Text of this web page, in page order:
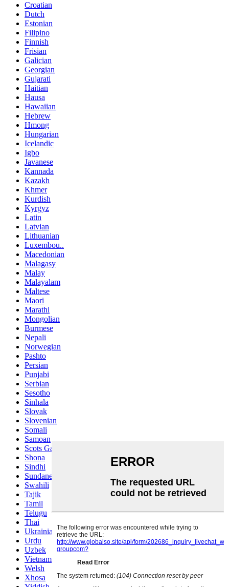
Croatian
Dutch
Estonian
Filipino
Finnish
Frisian
Galician
Georgian
Gujarati
Haitian
Hausa
Hawaiian
Hebrew
Hmong
Hungarian
Icelandic
Igbo
Javanese
Kannada
Kazakh
Khmer
Kurdish
Kyrgyz
Latin
Latvian
Lithuanian
Luxembou..
Macedonian
Malagasy
Malay
Malayalam
Maltese
Maori
Marathi
Mongolian
Burmese
Nepali
Norwegian
Pashto
Persian
Punjabi
Serbian
Sesotho
Sinhala
Slovak
Slovenian
Somali
Samoan
Scots Gaelic
Shona
Sindhi
Sundanese
Swahili
Tajik
Tamil
Telugu
Thai
Ukrainian
Urdu
Uzbek
Vietnamese
Welsh
Xhosa